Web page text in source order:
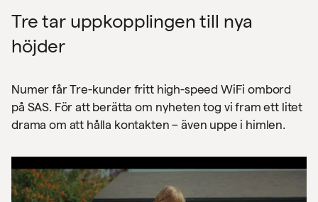
Tre tar uppkopplingen till nya
höjder
Numer får Tre-kunder fritt high-speed WiFi ombord
på SAS. För att berätta om nyheten tog vi fram ett litet
drama om att hålla kontakten – även uppe i himlen.